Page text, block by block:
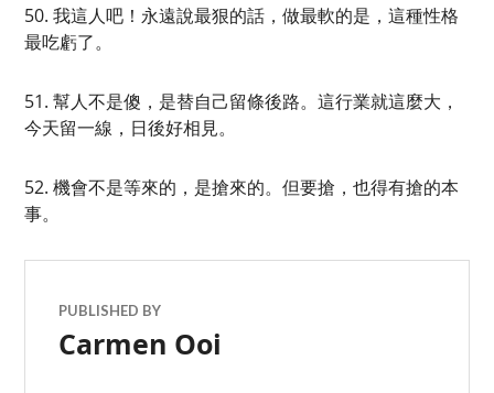
50. 我這人吧！永遠說最狠的話，做最軟的是，這種性格
最吃虧了。
51. 幫人不是傻，是替自己留條後路。這行業就這麼大，
今天留一線，日後好相見。
52. 機會不是等來的，是搶來的。但要搶，也得有搶的本
事。
PUBLISHED BY
Carmen Ooi